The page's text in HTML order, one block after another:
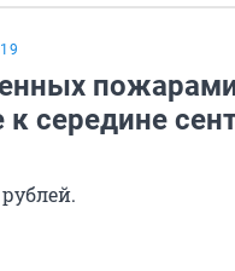
середине